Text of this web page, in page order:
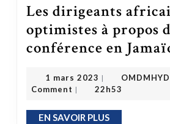
Les dirigeants
optimistes à propos
conférence en
1 mars 2023 |
Comment | 22h53
EN SAVOIR PLUSEN SAVOIR PLUS